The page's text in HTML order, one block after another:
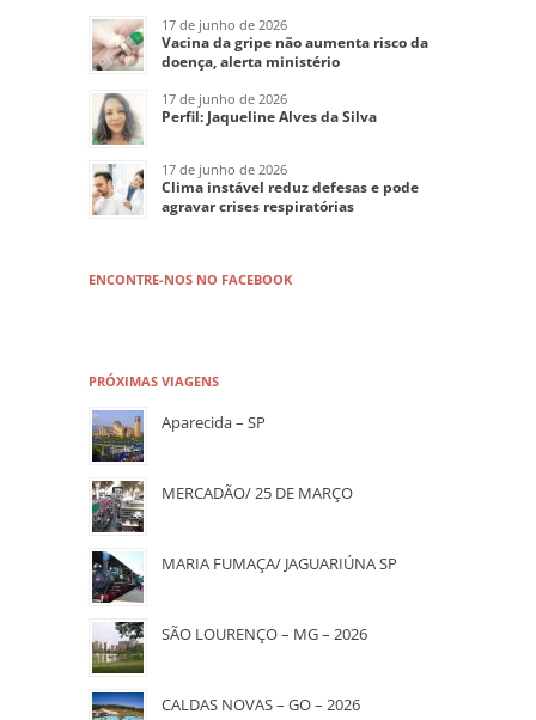
17 de junho de 2026
Vacina da gripe não aumenta risco da
doença, alerta ministério
17 de junho de 2026
Perfil: Jaqueline Alves da Silva
17 de junho de 2026
Clima instável reduz defesas e pode
agravar crises respiratórias
ENCONTRE-NOS NO FACEBOOK
PRÓXIMAS VIAGENS
Aparecida – SP
MERCADÃO/ 25 DE MARÇO
MARIA FUMAÇA/ JAGUARIÚNA SP
SÃO LOURENÇO – MG – 2026
CALDAS NOVAS – GO – 2026